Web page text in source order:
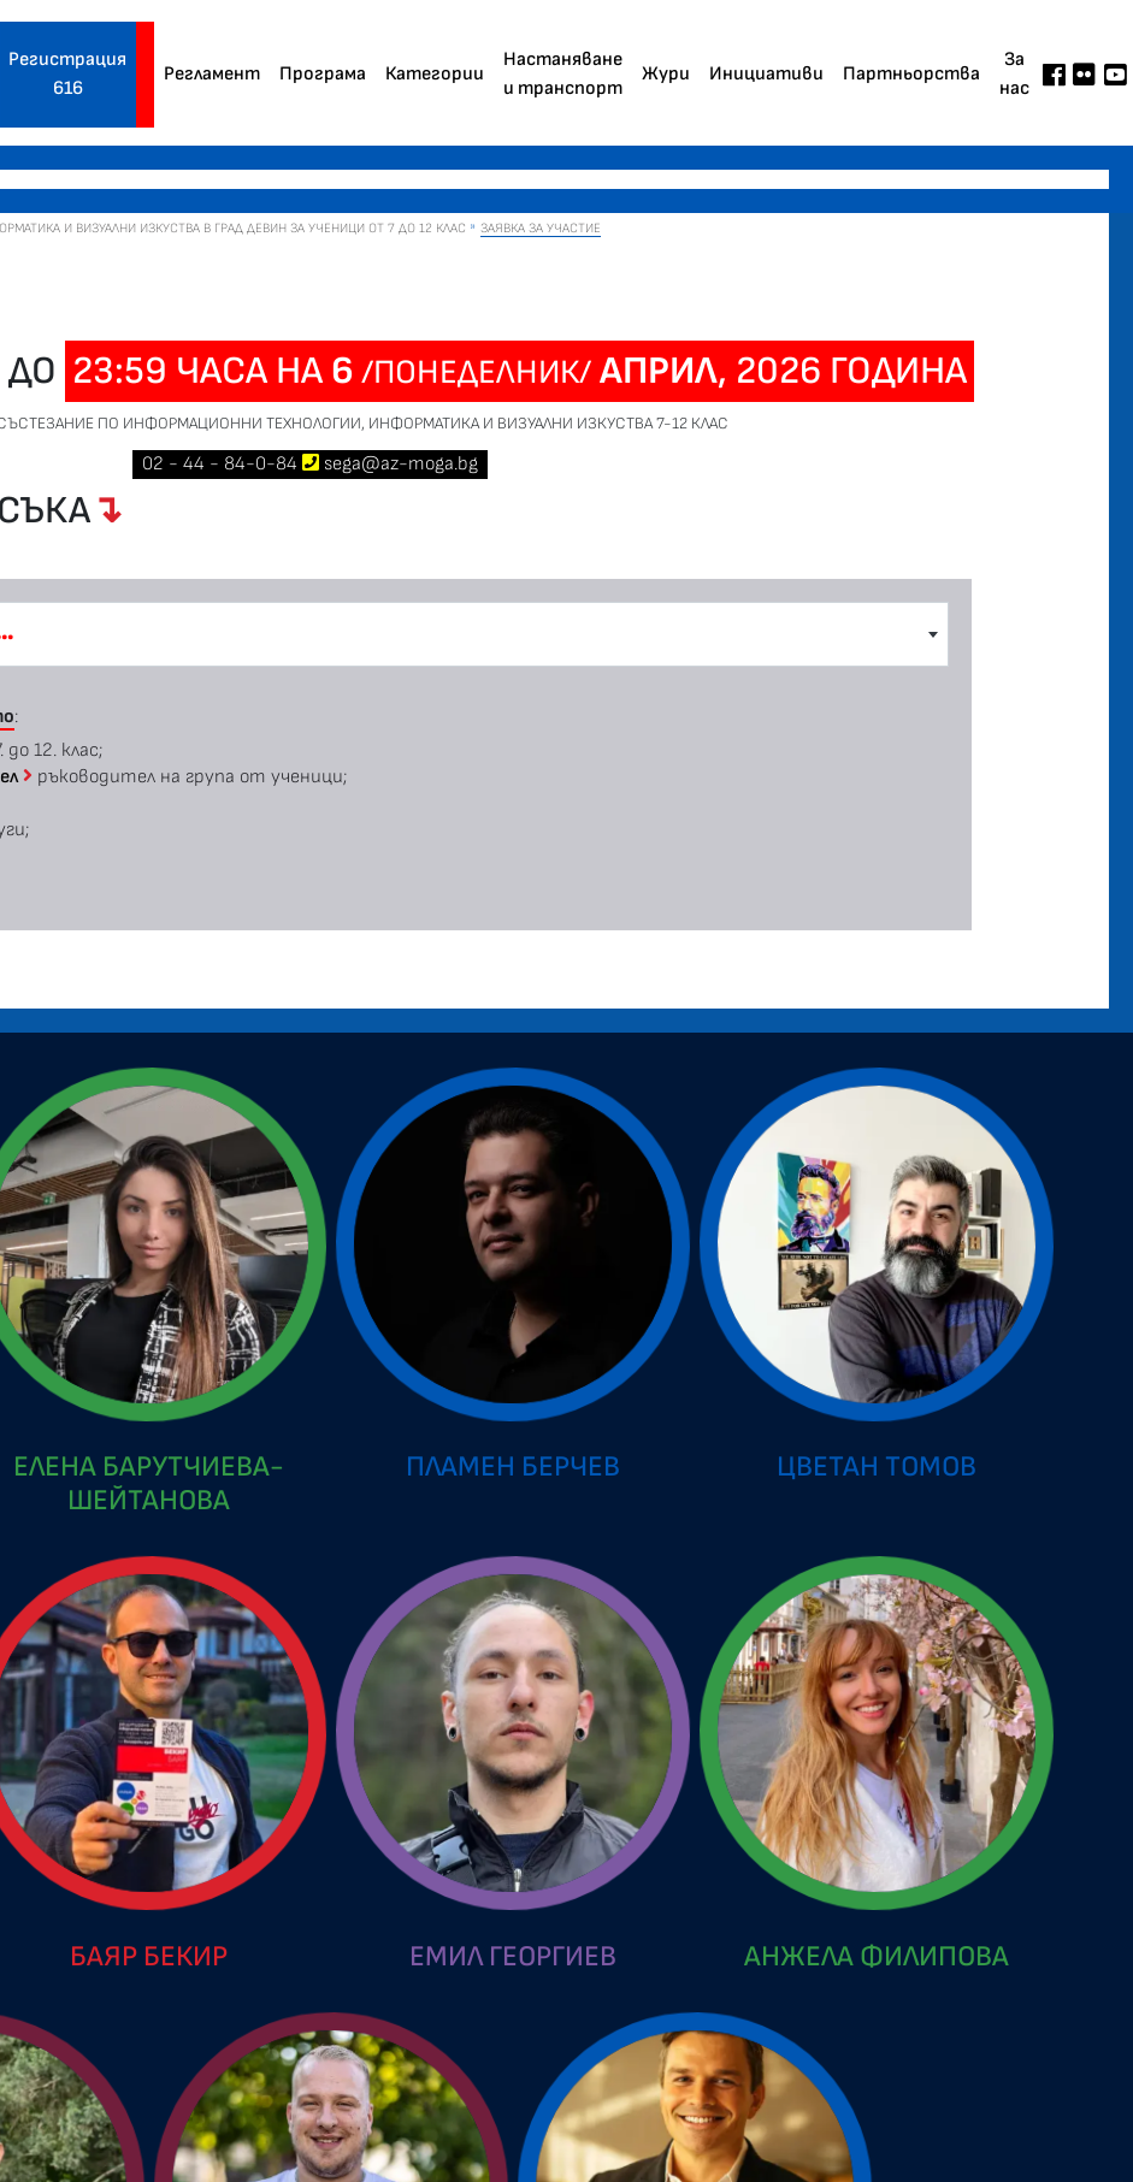
Регистрация
616
Регламент Програма Категории
Настаняване
и транспорт
Жури Инициативи Партньорства
За
нас
И ВИЗУАЛНИ ИЗКУСТВА В ГРАД ДЕВИН ЗА УЧЕНИЦИ ОТ 7 ДО 12 КЛАС ЗАЯВКА ЗА УЧАСТИЕ
ДО 23:59 ЧАСА НА 6 /ПОНЕДЕЛНИК/ АПРИЛ, 2026 ГОДИНА
ПО ИНФОРМАЦИОННИ ТЕХНОЛОГИИ, ИНФОРМАТИКА И ВИЗУАЛНИ ИЗКУСТВА 7-12 КЛАС
02 - 44 - 84-0-84 sega@az-moga.bg
↴
:
12. клас;
ръководител на група от ученици;
ЕЛЕНА БАРУТЧИЕВА-
ШЕЙТАНОВА
ПЛАМЕН БЕРЧЕВ ЦВЕТАН ТОМОВ
БАЯР БЕКИР ЕМИЛ ГЕОРГИЕВ АНЖЕЛА ФИЛИПОВА